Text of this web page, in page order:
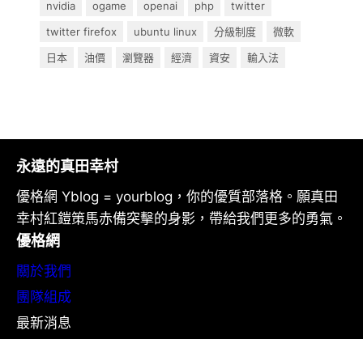
nvidia
ogame openai php
twitter
twitter firefox
ubuntu linux 分級制度
微軟
日本
油價 瀏覽器 經濟 資安 輸入法
永遠的真田幸村
優格網 Yblog = yourblog，你的優質部落格。願真田
幸村紅鎧策馬赤備突擊的身影，帶給我們更多的勇氣。
優格網
關於我們
團隊組成
最新消息